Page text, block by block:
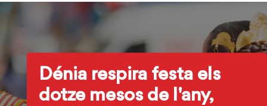
Dénia respira festa els
dotze mesos de l'any,